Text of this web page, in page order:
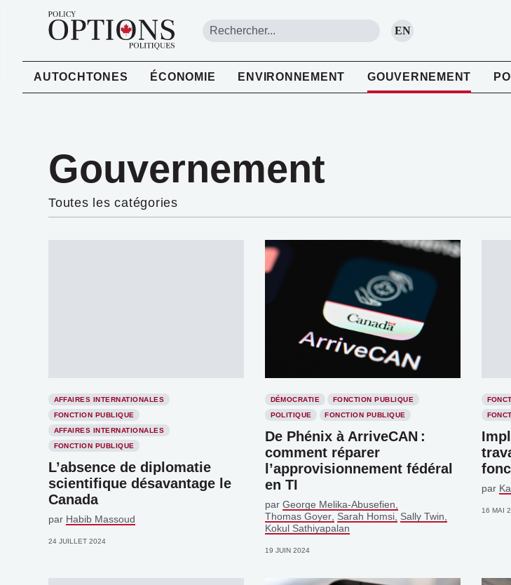
RECHERCHE
EN
AUTOCHTONES ÉCONOMIE ENVIRONNEMENT GOUVERNEMENT
Gouvernement
Toutes les catégories
AFFAIRES INTERNATIONALES
FONCTION PUBLIQUE
AFFAIRES INTERNATIONALES
FONCTION PUBLIQUE
L’absence de diplomatie
scientifique désavantage le
Canada
par Habib Massoud
24 JUILLET 2024
DÉMOCRATIE
FONCTION PUBLIQUE
POLITIQUE
FONCTION PUBLIQUE
De Phénix à ArriveCAN :
comment réparer
l’approvisionnement fédéral
en TI
par George Melika-Abusefien
Thomas Goyer Sarah Homsi Sally Twin
Kokul Sathiyapalan
19 JUIN 2024
par
16 MAI